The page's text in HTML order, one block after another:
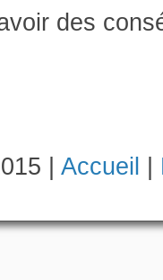
des
| Accueil